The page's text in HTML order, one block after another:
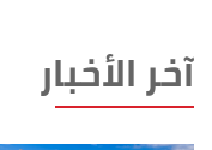
آخر الأخبار